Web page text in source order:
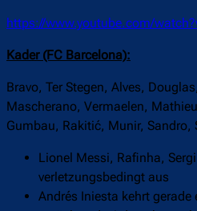
https://www.youtube.com/
Kader (FC Barcelona):
Bravo, Ter Stegen, Alves,
Mascherano, Vermaelen,
Gumbau, Rakitić, Munir, Sandro,
Lionel Messi, Rafinha,
verletzungsbedingt aus
Andrés Iniesta kehrt gerade